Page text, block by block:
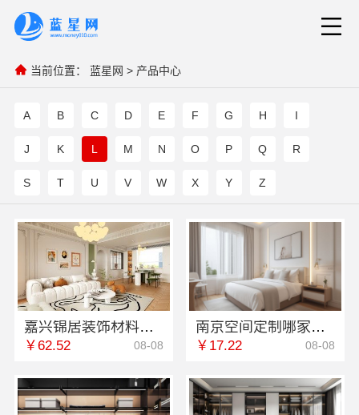
当前位置： 蓝星网 > 产品中心
A B C D E F G H I
J K L M N O P Q R
S T U V W X Y Z
嘉兴锦居装饰材料有限公司：南湖区小户型装饰推荐
￥62.52 08-08
南京空间定制哪家好？南京市创亿讯浦口高端口碑佳
￥17.22 08-08